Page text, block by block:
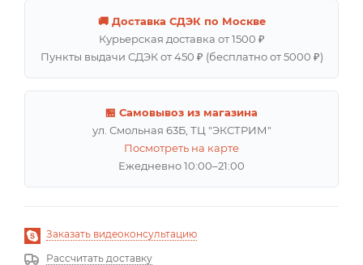
🚚 Доставка СДЭК по Москве
Курьерская доставка от 1500 ₽
Пункты выдачи СДЭК от 450 ₽ (бесплатно от 5000 ₽)
🏪 Самовывоз из магазина
ул. Смольная 63Б, ТЦ "ЭКСТРИМ"
Посмотреть на карте
Ежедневно 10:00–21:00
Заказать видеоконсультацию
Рассчитать доставку